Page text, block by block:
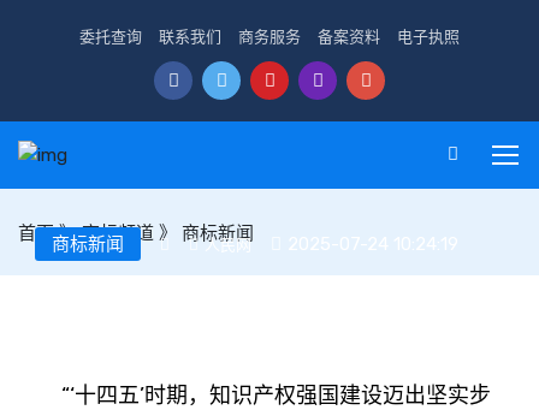
委托查询 联系我们 商务服务 备案资料 电子执照
首页》商标频道 》 商标新闻
商标新闻 人民网 2025-07-24 10:24:19
“‘十四五’时期，知识产权强国建设迈出坚实步